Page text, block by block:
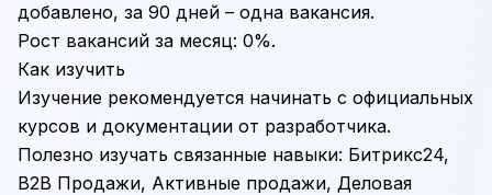
добавлено, за 90 дней – одна вакансия.
Рост вакансий за месяц: 0%.
Как изучить
Изучение рекомендуется начинать с официальных
курсов и документации от разработчика.
Полезно изучать связанные навыки: Битрикс24,
B2B Продажи, Активные продажи, Деловая